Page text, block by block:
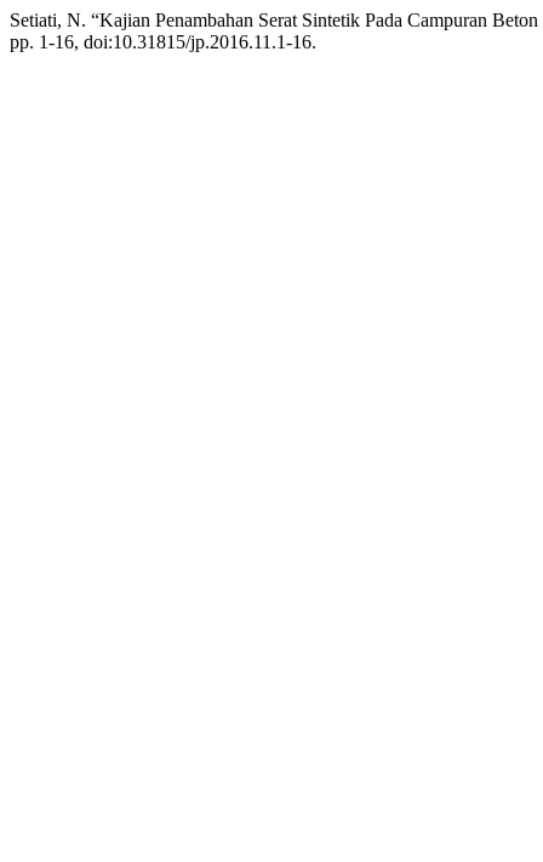
Setiati, N. “Kajian Penambahan Serat Sintetik Pada Campuran
pp. 1-16, doi:10.31815/jp.2016.11.1-16.